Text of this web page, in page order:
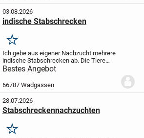
03.08.2026
indische Stabschrecken
Merken
Ich gebe aus eigener Nachzucht mehrere
indische Stabschrecken ab. Die Tiere
können sowohl einzeln oder in Gruppen
gehalten werden.
anderen Insekten Arten oder Käfern ist
Bestes Angebot
66787 Wadgassen
28.07.2026
Stabschreckennachzuchten
Merken